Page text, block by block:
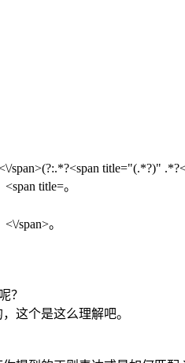
span>(?:.*?<span title="(.*?)"
title=。
span>。
？
这个是这么理解吧。